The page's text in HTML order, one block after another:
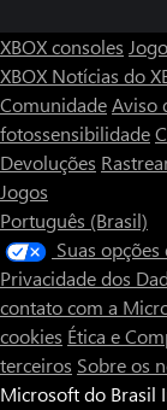
XBOX consoles
XBOX Notícias do
ComunidadeAviso
fotossensibilidade
Devoluções
Jogos
Português (Brasil)
Suas
Privacidade dos
contato com a
cookies Ética e
terceiros Sobre os
Microsoft do Brasil